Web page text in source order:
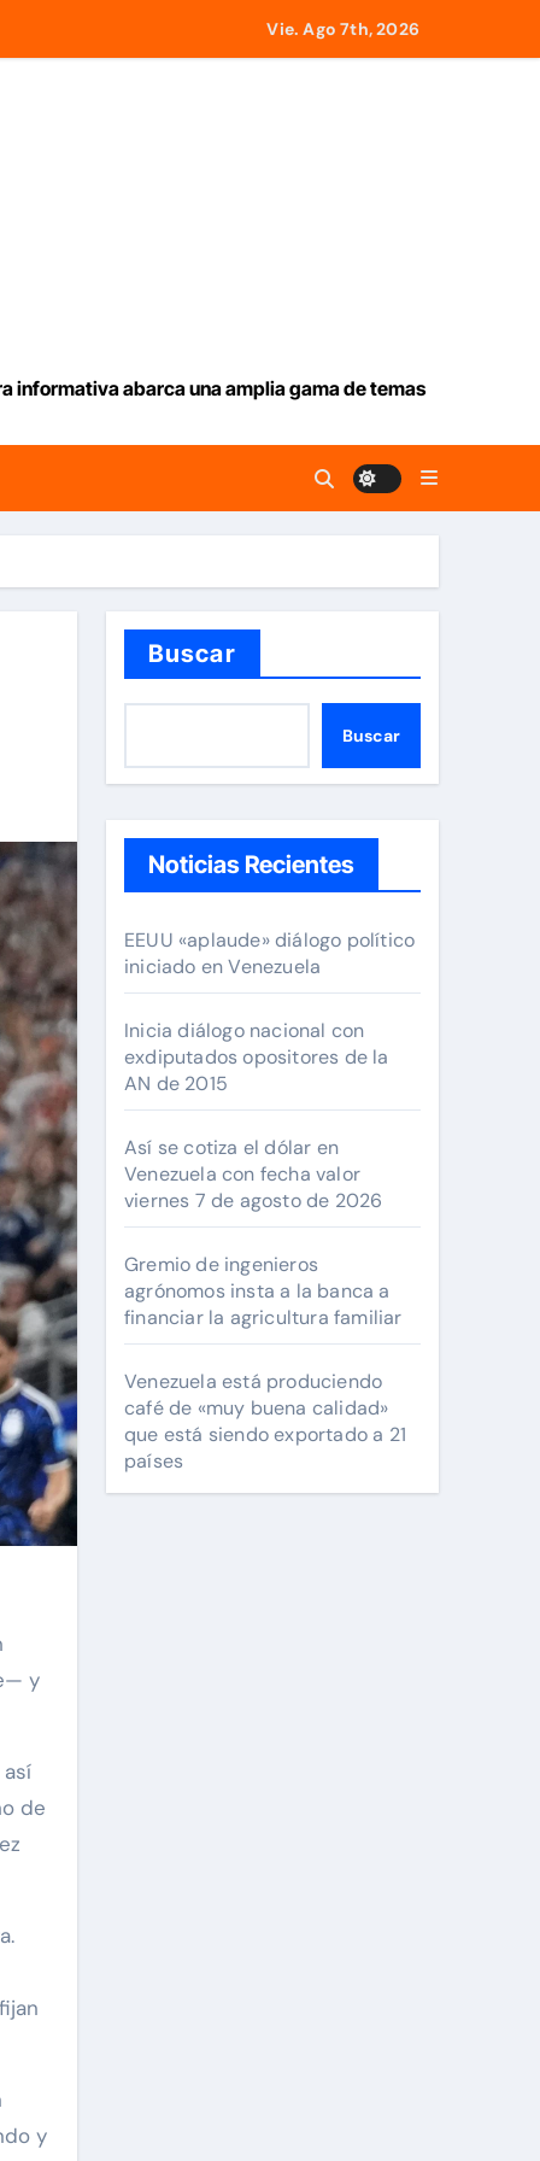
a 21 países
jueves 6 de agosto 2026
en La Guaira
Vie. Ago 7th, 2026
informativa abarca una amplia gama de temas
y
de
y
Buscar
Buscar
Noticias Recientes
EEUU «aplaude» diálogo político
iniciado en Venezuela
Inicia diálogo nacional con
exdiputados opositores de la
AN de 2015
Así se cotiza el dólar en
Venezuela con fecha valor
viernes 7 de agosto de 2026
Gremio de ingenieros
agrónomos insta a la banca a
financiar la agricultura familiar
Venezuela está produciendo
café de «muy buena calidad»
que está siendo exportado a 21
países